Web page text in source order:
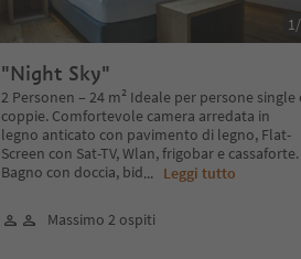
"Night Sky"
2 Personen – 24 m² Ideale per persone single
coppie. Comfortevole camera arredata in
legno anticato con pavimento di legno, Flat-
Screen con Sat-TV, Wlan, frigobar e cassaforte.
Bagno con doccia, bid... Leggi tutto
Massimo 2 ospiti
1/